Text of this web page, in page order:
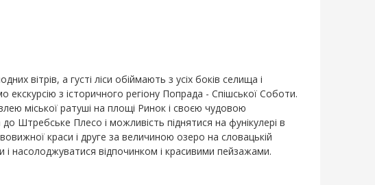
вітрів, а густі ліси обіймають з усіх боків селища і
з історичного регіону Попрада - Спішської Соботи.
міської ратуші на площі Ринок і своєю чудовою
Плесо і можливість піднятися на фунікулері в
краси і друге за величиною озеро на словацькій
насолоджуватися відпочинком і красивими пейзажами.